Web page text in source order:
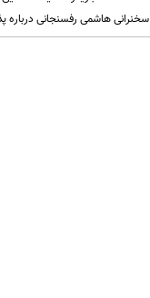
سخنرانی هاشمی رفسنجانی درباره